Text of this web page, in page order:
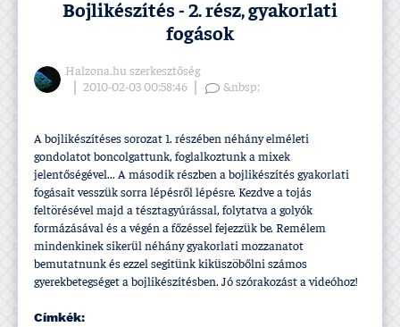
Bojlikészí­tés - 2. rész, gyakorlati
fogások
Halzona.hu szerkesztőség
2010-02-03 00:58:46
&nbsp;
A bojlikészí­téses sorozat 1. részében néhány elméleti
gondolatot boncolgattunk, foglalkoztunk a mixek
jelentőségével... A második részben a bojlikészí­tés gyakorlati
fogásait vesszük sorra lépésről lépésre. Kezdve a tojás
feltörésével majd a tésztagyúrással, folytatva a golyók
formázásával és a végén a főzéssel fejezzük be. Remélem
mindenkinek sikerül néhány gyakorlati mozzanatot
bemutatnunk és ezzel segí­tünk kiküszöbőlni számos
gyerekbetegséget a bojlikészí­tésben. Jó szórakozást a videóhoz!
Címkék: